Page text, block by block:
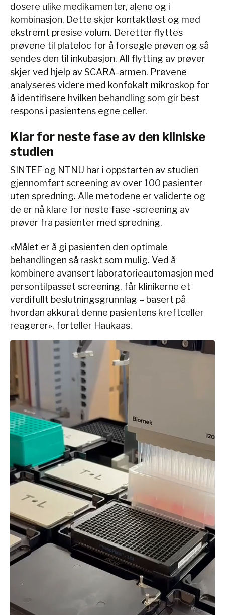
dosere ulike medikamenter, alene og i
kombinasjon. Dette skjer kontaktløst og med
ekstremt presise volum. Deretter flyttes
prøvene til plateloc for å forsegle prøven og så
sendes den til inkubasjon. All flytting av prøver
skjer ved hjelp av SCARA-armen. Prøvene
analyseres videre med konfokalt mikroskop for
å identifisere hvilken behandling som gir best
respons i pasientens egne celler.
Klar for neste fase av den kliniske
studien
SINTEF og NTNU har i oppstarten av studien
gjennomført screening av over 100 pasienter
uten spredning. Alle metodene er validerte og
de er nå klare for neste fase -screening av
prøver fra pasienter med spredning.
«Målet er å gi pasienten den optimale
behandlingen så raskt som mulig. Ved å
kombinere avansert laboratorieautomasjon med
persontilpasset screening, får klinikerne et
verdifullt beslutningsgrunnlag – basert på
hvordan akkurat denne pasientens kreftceller
reagerer», forteller Haukaas.